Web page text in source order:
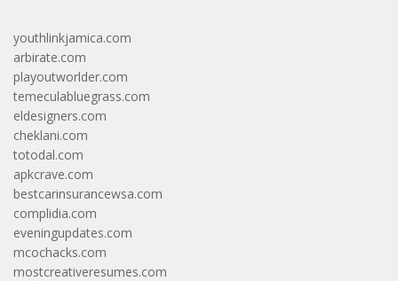
youthlinkjamica.com
arbirate.com
playoutworlder.com
temeculabluegrass.com
eldesigners.com
cheklani.com
totodal.com
apkcrave.com
bestcarinsurancewsa.com
complidia.com
eveningupdates.com
mcochacks.com
mostcreativeresumes.com